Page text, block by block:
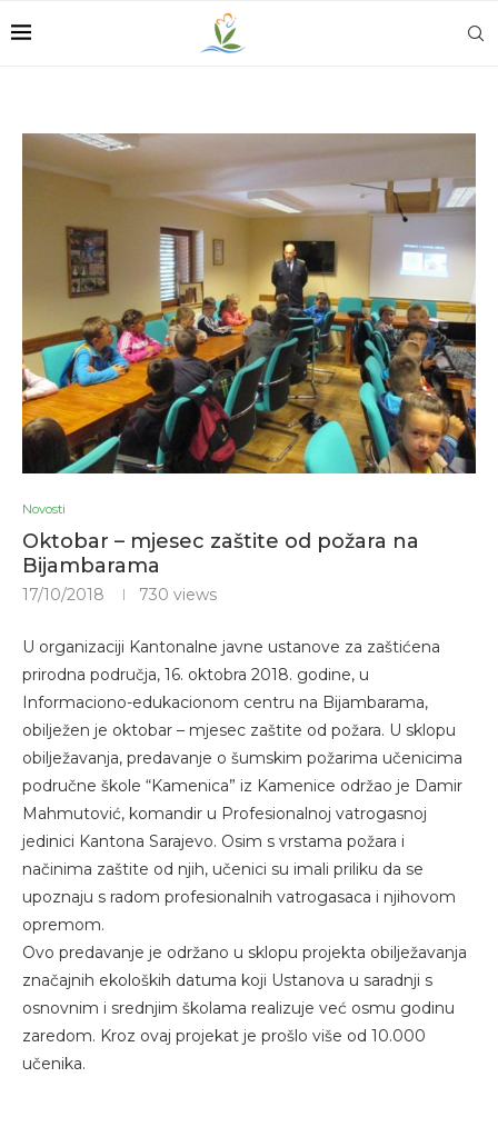
Novosti
Oktobar – mjesec zaštite od požara na
Bijambarama
17/10/2018 730 views
U organizaciji Kantonalne javne ustanove za zaštićena
prirodna područja, 16. oktobra 2018. godine, u
Informaciono-edukacionom centru na Bijambarama,
obilježen je oktobar – mjesec zaštite od požara. U sklopu
obilježavanja, predavanje o šumskim požarima učenicima
područne škole “Kamenica” iz Kamenice održao je Damir
Mahmutović, komandir u Profesionalnoj vatrogasnoj
jedinici Kantona Sarajevo. Osim s vrstama požara i
načinima zaštite od njih, učenici su imali priliku da se
upoznaju s radom profesionalnih vatrogasaca i njihovom
opremom.
Ovo predavanje je održano u sklopu projekta obilježavanja
značajnih ekoloških datuma koji Ustanova u saradnji s
osnovnim i srednjim školama realizuje već osmu godinu
zaredom. Kroz ovaj projekat je prošlo više od 10.000
učenika.